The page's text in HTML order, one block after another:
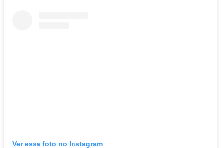
Ver essa foto no Instagram